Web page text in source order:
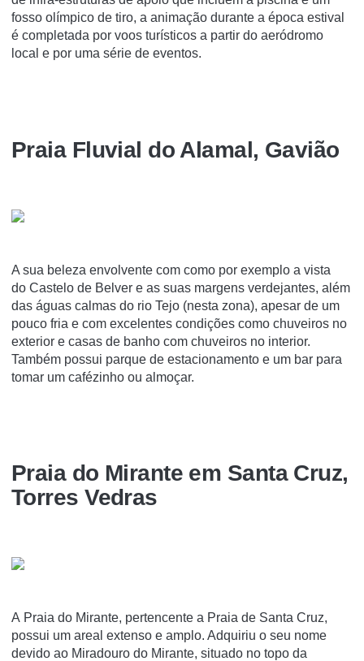
fosso olímpico de tiro, a animação durante a época estival
é completada por voos turísticos a partir do aeródromo
local e por uma série de eventos.
Praia Fluvial do Alamal, Gavião
A sua beleza envolvente com como por exemplo a vista
do Castelo de Belver e as suas margens verdejantes, além
das águas calmas do rio Tejo (nesta zona), apesar de um
pouco fria e com excelentes condições como chuveiros no
exterior e casas de banho com chuveiros no interior.
Também possui parque de estacionamento e um bar para
tomar um cafézinho ou almoçar.
Praia do Mirante em Santa Cruz,
Torres Vedras
A Praia do Mirante, pertencente a Praia de Santa Cruz,
possui um areal extenso e amplo. Adquiriu o seu nome
devido ao Miradouro do Mirante, situado no topo da